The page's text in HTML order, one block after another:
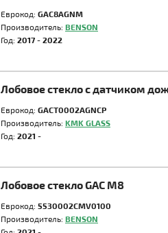
Еврокод: GAC8AGNM
Производитель: BENSON
Год: 2017 - 2022
Лобовое стекло с датчиком
Еврокод: GACT0002AGNCP
Производитель: KMK GLASS
Год: 2021 -
Лобовое стекло GAC M8
Еврокод: 5530002CMV0100
Производитель: BENSON